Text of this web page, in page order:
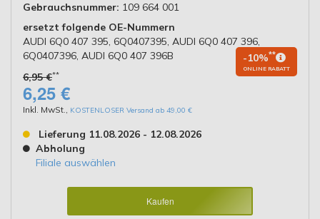
Gebrauchsnummer: 109 664 001
ersetzt folgende OE-Nummern
AUDI 6Q0 407 395, 6Q0407395, AUDI 6Q0 407 396,
6Q0407396, AUDI 6Q0 407 396B
6,95 €**
-10%**
ONLINE RABATT
6,25 €
Inkl. MwSt., KOSTENLOSER Versand ab 49,00 €
Lieferung 11.08.2026 - 12.08.2026
Abholung
Filiale auswählen
Kaufen